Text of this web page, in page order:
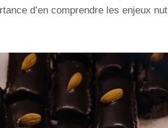
d’en comprendre les enjeux